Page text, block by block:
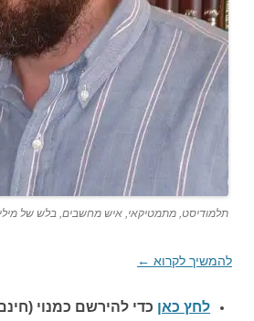
תלמודיסט, מתמטיקאי, איש מחשבים, בלש של מילים
להמשיך לקרוא←
לחץ כאן כדי להירשם כ מנוי